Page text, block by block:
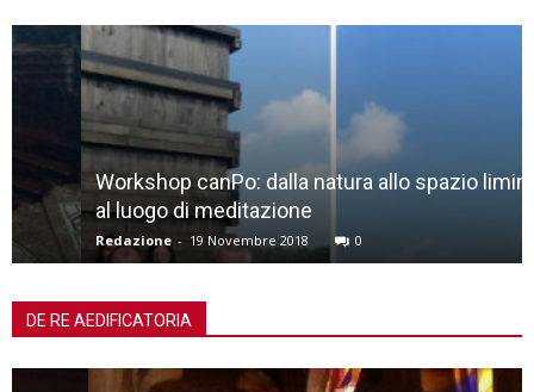
Workshop canPo: dalla natura allo spazio liminale,
al luogo di meditazione
Redazione - 19 Novembre 2018 0
DE RE AEDIFICATORIA